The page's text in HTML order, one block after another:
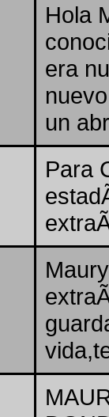
Hola
era
un
Para